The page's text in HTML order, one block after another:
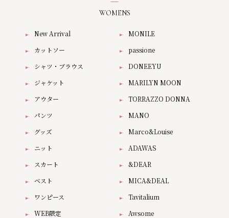
WOMENS
New Arrival
カットソー
シャツ・ブラウス
ジャケット
アウター
パンツ
グッズ
ニット
スカート
ベスト
ワンピース
WEB限定
MONILE
passione
DONEEYU
MARILYN MOON
TORRAZZO DONNA
MANO
Marco&Louise
ADAWAS
&DEAR
MICA&DEAL
Tavitalium
Awsome